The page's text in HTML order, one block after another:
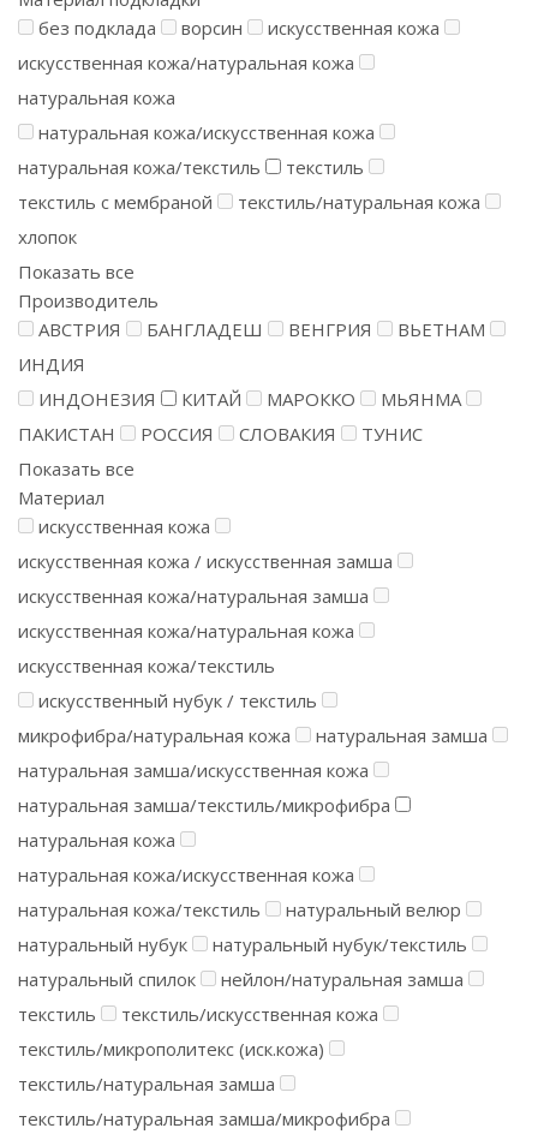
без подклада
ворсин
искусственная кожа
искусственная кожа/натуральная кожа
натуральная кожа
натуральная кожа/искусственная кожа
натуральная кожа/текстиль
текстиль
текстиль с мембраной
текстиль/натуральная кожа
хлопок
Показать все
Производитель
АВСТРИЯ
БАНГЛАДЕШ ВЕНГРИЯ
ВЬЕТНАМ
ИНДИЯ
ИНДОНЕЗИЯ
КИТАЙ МАРОККО
МЬЯНМА
ПАКИСТАН
РОССИЯ СЛОВАКИЯ
ТУНИС
Показать все
Материал
искусственная кожа
искусственная кожа / искусственная замша
искусственная кожа/натуральная замша
искусственная кожа/натуральная кожа
искусственная кожа/текстиль
искусственный нубук / текстиль
микрофибра/натуральная кожа
натуральная замша
натуральная замша/искусственная кожа
натуральная замша/текстиль/микрофибра
натуральная кожа
натуральная кожа/искусственная кожа
натуральная кожа/текстиль
натуральный велюр
натуральный нубук
натуральный нубук/текстиль
натуральный спилок
нейлон/натуральная замша
текстиль
текстиль/искусственная кожа
текстиль/микрополитекс (иск.кожа)
текстиль/натуральная замша
текстиль/натуральная замша/микрофибра